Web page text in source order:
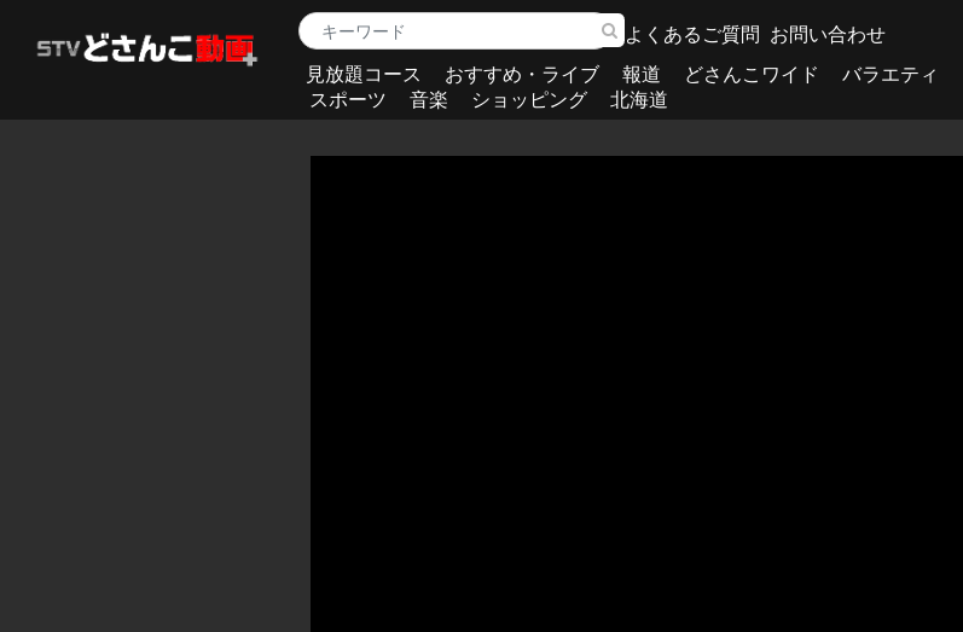
よくあるご質問 お問い合わせ
見放題コース おすすめ・ライブ 報道 どさんこワイド バラエティ
スポーツ
音楽 ショッピング 北海道